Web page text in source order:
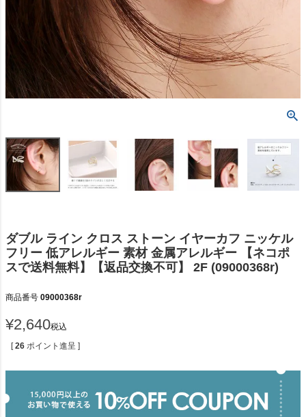
ダブル ライン クロス ストーン イヤーカフ ニッケル
フリー 低アレルギー 素材 金属アレルギー 【ネコポ
スで送料無料】【返品交換不可】 2F (09000368r)
商品番号 09000368r
¥2,640税込
[ 26 ポイント進呈 ]